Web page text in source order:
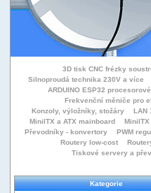
3D tisk CNC frézky
Silnoproudá technika 230V a více
ARDUINO ESP32
Frekvenční měniče pro
Konzoly, výložníky, stožáry
LAN
MiniITX a ATX mainboard
Převodníky - konvertory
PWM
Routery low-cost
Tiskové servery a
Kategorie